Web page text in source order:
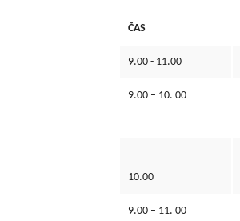
ČAS
9.00 - 11.00
9.00 – 10. 00
10.00
9.00 – 11. 00